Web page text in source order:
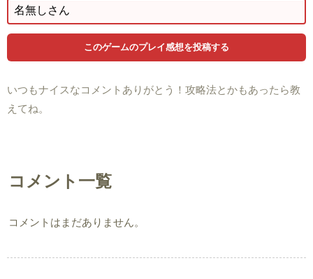
いつもナイスなコメントありがとう！攻略法とかもあったら教
えてね。
コメント一覧
コメントはまだありません。